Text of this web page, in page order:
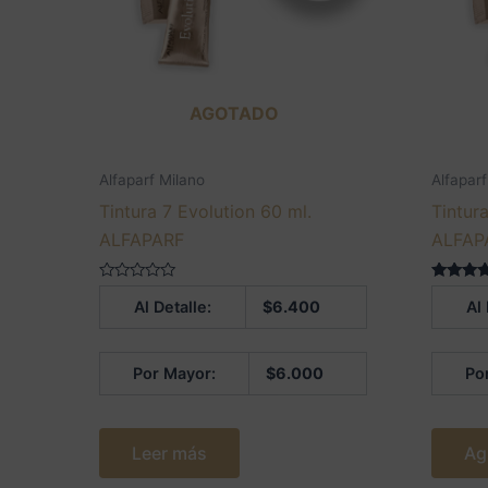
AGOTADO
Alfaparf Milano
Tintura 7 Evolution 60 ml.
ALFAPARF
Al Detalle: $6.400
Por Mayor: $6.000
Leer más
Alfaparf
Al